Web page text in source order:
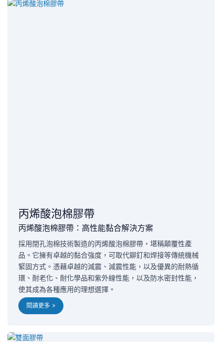
丙烯酸泡棉膠帶
丙烯酸泡棉膠帶：高性能黏合解決方案
採用閉孔泡棉技術製造的丙烯酸泡棉膠帶，堪稱顛覆性產
品。它擁有卓越的黏合強度，可取代鉚釘和焊接等傳統機械
緊固方式。憑藉卓越的減震、減震性能，以及優異的耐熱循
環、耐老化、耐化學品和紫外線性能，以及防水密封性能，
使其成為各種應用的理想選擇。
閱讀更多 >